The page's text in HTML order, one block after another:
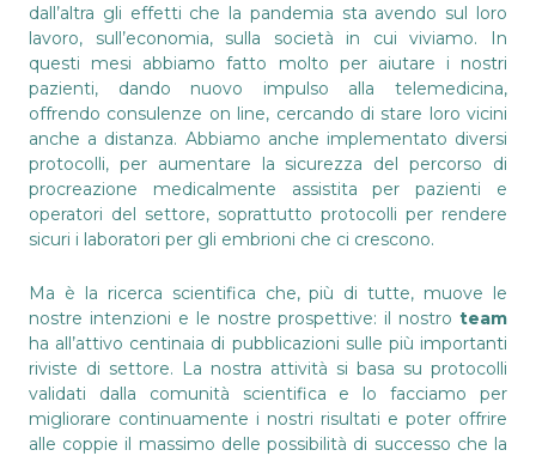
dall’altra gli effetti che la pandemia sta avendo sul loro
lavoro, sull’economia, sulla società in cui viviamo. In
questi mesi abbiamo fatto molto per aiutare i nostri
pazienti, dando nuovo impulso alla telemedicina,
offrendo consulenze on line, cercando di stare loro vicini
anche a distanza. Abbiamo anche implementato diversi
protocolli, per aumentare la sicurezza del percorso di
procreazione medicalmente assistita per pazienti e
operatori del settore, soprattutto protocolli per rendere
sicuri i laboratori per gli embrioni che ci crescono.
Ma è la ricerca scientifica che, più di tutte, muove le
nostre intenzioni e le nostre prospettive: il nostro team
ha all’attivo centinaia di pubblicazioni sulle più importanti
riviste di settore. La nostra attività si basa su protocolli
validati dalla comunità scientifica e lo facciamo per
migliorare continuamente i nostri risultati e poter offrire
alle coppie il massimo delle possibilità di successo che la